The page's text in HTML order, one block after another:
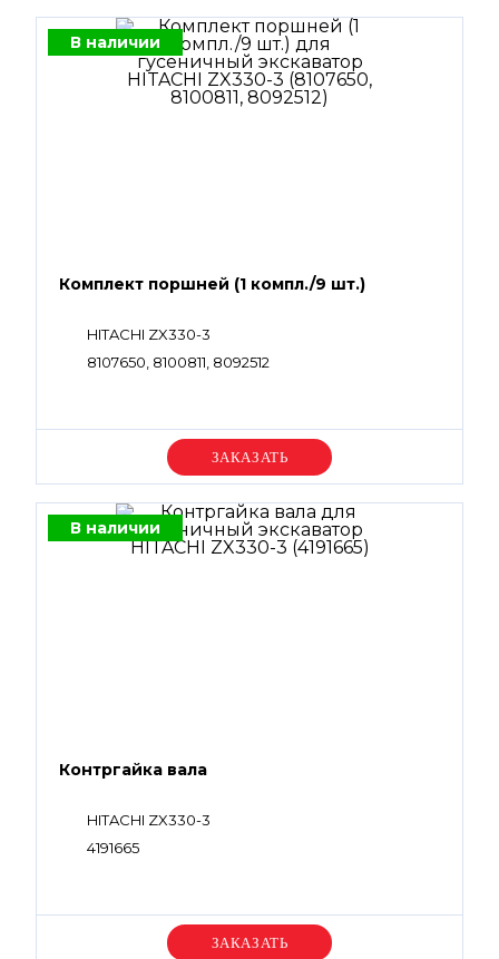
В наличии
Комплект поршней (1 компл./9 шт.)
HITACHI ZX330-3
8107650, 8100811, 8092512
Уточняйте цену
В наличии
Контргайка вала
HITACHI ZX330-3
4191665
Уточняйте цену